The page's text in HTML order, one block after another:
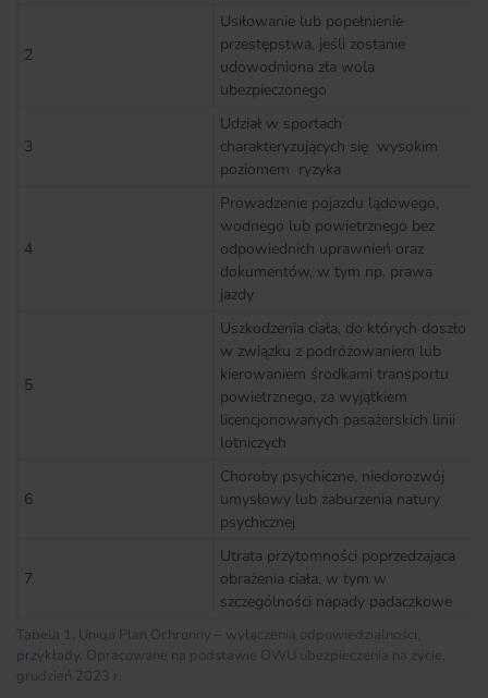
2
Usiłowanie lub popełnienie
przestępstwa, jeśli zostanie
udowodniona zła wola
ubezpieczonego
3
Udział w sportach
charakteryzujących się wysokim
poziomem ryzyka
4
Prowadzenie pojazdu lądowego,
wodnego lub powietrznego bez
odpowiednich uprawnień oraz
dokumentów, w tym np. prawa
jazdy
5
Uszkodzenia ciała, do których doszło
w związku z podróżowaniem lub
kierowaniem środkami transportu
powietrznego, za wyjątkiem
licencjonowanych pasażerskich linii
lotniczych
6
Choroby psychiczne, niedorozwój
umysłowy lub zaburzenia natury
psychicznej
7
Utrata przytomności poprzedzająca
obrażenia ciała, w tym w
szczególności napady padaczkowe
Tabela 1. Uniqa Plan Ochronny – wyłączenia odpowiedzialności,
przykłady. Opracowane na podstawie OWU ubezpieczenia na życie,
grudzień 2023 r.